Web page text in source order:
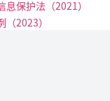
保护法（2021）
2023）